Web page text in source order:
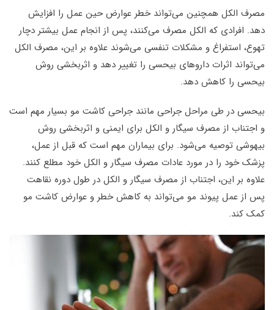
مصرف الکل همچنین می‌تواند خطر عوارض حین عمل را افزایش
دهد. افرادی که الکل مصرف می‌کنند، پس از انجام عمل بیشتر دچار
تهوع، استفراغ و مشکلات تنفسی می‌شوند علاوه بر این، مصرف الکل
می‌تواند اثرات داروهای بیحسی را تغییر دهد و اثربخشی روش
بیحسی را کاهش دهد.
بیحسی در طی مراحل جراحی مانند جراحی کاشت مو بسیار مهم است
و اجتناب از مصرف سیگار و الکل برای ایمنی و اثربخشی روش
بیهوشی توصیه می‌شود. برای بیماران مهم است که قبل از عمل،
پزشک خود را در مورد عادات مصرف سیگار و الکل خود مطلع کنند.
علاوه بر این، اجتناب از مصرف سیگار و الکل در طول دوره نقاهت
پس از عمل پیوند مو می‌تواند به کاهش خطر و عوارض کاشت مو
کمک کند.